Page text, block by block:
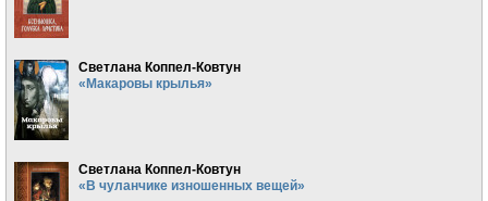
Светлана Коппел-Ковтун
«Макаровы крылья»
Светлана Коппел-Ковтун
«В чуланчике изношенных вещей»